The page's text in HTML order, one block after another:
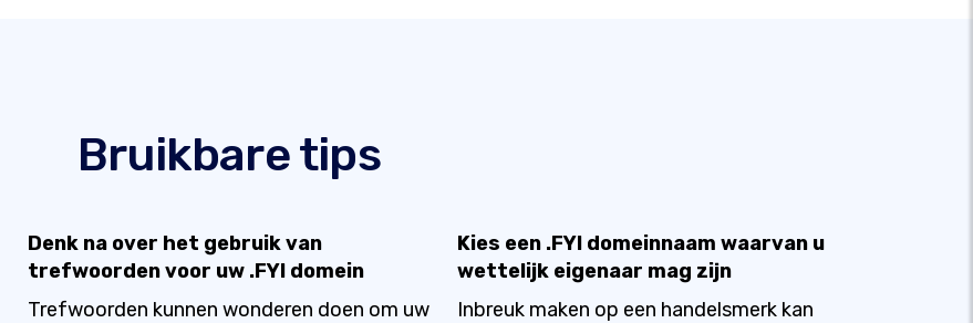
Bruikbare tips
Denk na over het gebruik van
trefwoorden voor uw .FYI domein
Trefwoorden kunnen wonderen doen om uw
Kies een .FYI domeinnaam waarvan u
wettelijk eigenaar mag zijn
Inbreuk maken op een handelsmerk kan